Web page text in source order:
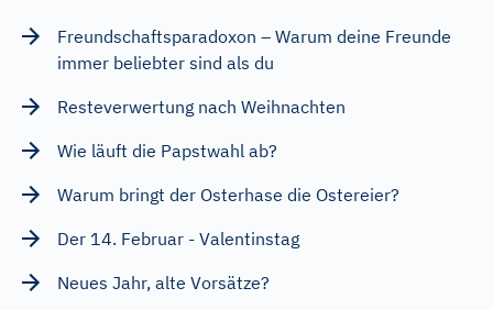
Freundschaftsparadoxon – Warum deine Freunde
immer beliebter sind als du
Resteverwertung nach Weihnachten
Wie läuft die Papstwahl ab?
Warum bringt der Osterhase die Ostereier?
Der 14. Februar - Valentinstag
Neues Jahr, alte Vorsätze?